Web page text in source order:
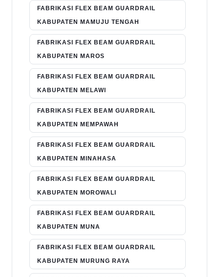
FABRIKASI FLEX BEAM GUARDRAIL
KABUPATEN MAMUJU TENGAH
FABRIKASI FLEX BEAM GUARDRAIL
KABUPATEN MAROS
FABRIKASI FLEX BEAM GUARDRAIL
KABUPATEN MELAWI
FABRIKASI FLEX BEAM GUARDRAIL
KABUPATEN MEMPAWAH
FABRIKASI FLEX BEAM GUARDRAIL
KABUPATEN MINAHASA
FABRIKASI FLEX BEAM GUARDRAIL
KABUPATEN MOROWALI
FABRIKASI FLEX BEAM GUARDRAIL
KABUPATEN MUNA
FABRIKASI FLEX BEAM GUARDRAIL
KABUPATEN MURUNG RAYA